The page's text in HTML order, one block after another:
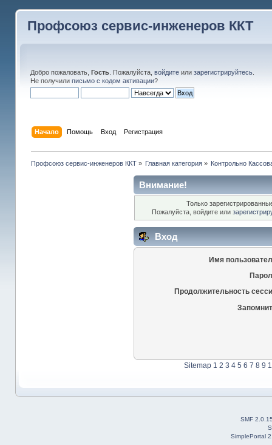
Профсоюз сервис-инженеров ККТ
Добро пожаловать, Гость. Пожалуйста, войдитеили зарегистрируйтесь.
Не получили письмо с кодом активации?
Начало Помощь Вход Регистрация
Профсоюз сервис-инженеров ККТ» Главная категория » Контрольно
Внимание!
Только
Пожалуйста, войдите или
Вход
Имя
Продолжительность
Sitemap 1 2 3 4 5 6 7 8 9
SMF
SimplePortal